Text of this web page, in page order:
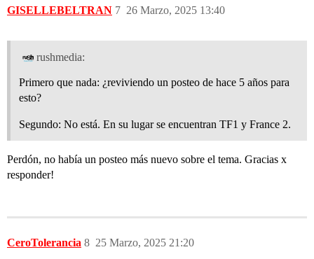
GISELLEBELTRAN 26 Marzo, 2025 13:40
7
rushmedia:
Primero que nada: ¿reviviendo un posteo de hace 5 años para
esto?
Segundo: No está. En su lugar se encuentran TF1 y France 2.
Perdón, no había un posteo más nuevo sobre el tema. Gracias x
responder!
CeroTolerancia 25 Marzo, 2025 21:20
8